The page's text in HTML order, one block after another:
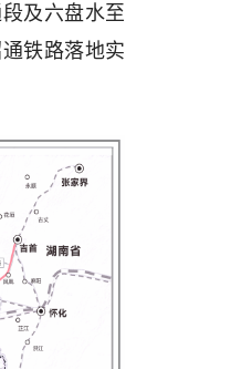
及六盘水至
铁路落地实